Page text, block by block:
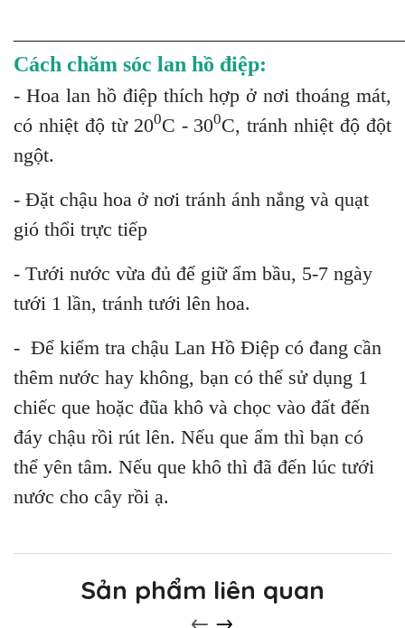
Cách chăm sóc lan hồ điệp:
- Hoa lan hồ điệp thích hợp ở nơi thoáng mát,
có nhiệt độ từ 200C - 300C, tránh nhiệt độ đột
ngột.
- Đặt chậu hoa ở nơi tránh ánh nắng và quạt
gió thổi trực tiếp
- Tưới nước vừa đủ để giữ ẩm bầu, 5-7 ngày
tưới 1 lần, tránh tưới lên hoa.
- Để kiểm tra chậu Lan Hồ Điệp có đang cần
thêm nước hay không, bạn có thể sử dụng 1
chiếc que hoặc đũa khô và chọc vào đất đến
đáy chậu rồi rút lên. Nếu que ẩm thì bạn có
thể yên tâm. Nếu que khô thì đã đến lúc tưới
nước cho cây rồi ạ.
Sản phẩm liên quan